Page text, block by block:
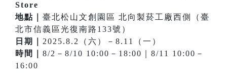
Store
地點｜ 臺北松山文創園區 北向製菸工廠西側（臺
北市信義區光復南路133號）
日期｜ 2025.8.2（六）－8.11（一）
時間｜ 8/2－8/10 10:00－18:00｜8/11 10:00－
16:00